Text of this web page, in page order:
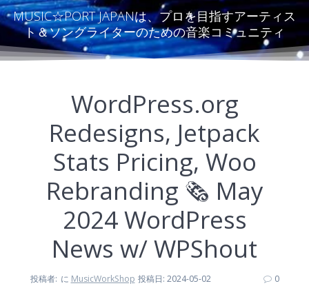
MUSIC☆PORT JAPANは、プロを目指すアーティス
ト＆ソングライターのための音楽コミュニティ
WordPress.org
Redesigns, Jetpack
Stats Pricing, Woo
Rebranding 🗞️ May
2024 WordPress
News w/ WPShout
投稿者: に MusicWorkShop 投稿日: 2024-05-02 0